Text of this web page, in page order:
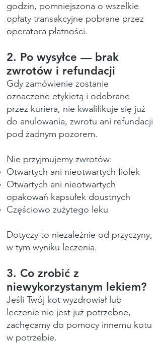
godzin, pomniejszona o wszelkie
opłaty transakcyjne pobrane przez
operatora płatności.
2. Po wysyłce — brak
zwrotów i refundacji
Gdy zamówienie zostanie
oznaczone etykietą i odebrane
przez kuriera, nie kwalifikuje się już
do anulowania, zwrotu ani refundacji
pod żadnym pozorem.
Nie przyjmujemy zwrotów:
Otwartych ani nieotwartych fiolek
Otwartych ani nieotwartych
opakowań kapsułek doustnych
Częściowo zużytego leku
Dotyczy to niezależnie od przyczyny,
w tym wyniku leczenia.
3. Co zrobić z
niewykorzystanym lekiem?
Jeśli Twój kot wyzdrowiał lub
leczenie nie jest już potrzebne,
zachęcamy do pomocy innemu kotu
w potrzebie.